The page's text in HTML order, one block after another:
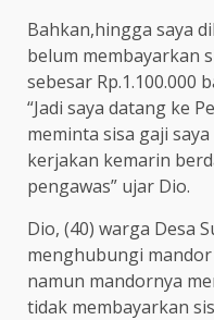
Bahkan,hingga saya
belum membayarkan
sebesar Rp.1.100.000
“Jadi saya datang ke
meminta sisa gaji
kerjakan kemarin
pengawas” ujar Dio.
Dio, (40) warga Desa
menghubungi
namun mandornya
tidak membayarkan